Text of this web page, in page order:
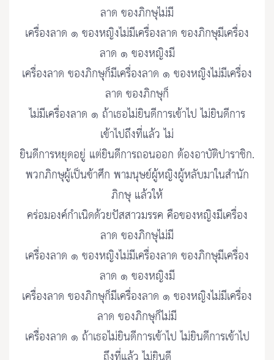
ลาด ของภิกษุไม่มี
เครื่องลาด ๑ ของหญิงไม่มีเครื่องลาด ของภิกษุมีเครื่อง
ลาด ๑ ของหญิงมี
เครื่องลาด ของภิกษุก็มีเครื่องลาด ๑ ของหญิงไม่มีเครื่อง
ลาด ของภิกษุก็
ไม่มีเครื่องลาด ๑ ถ้าเธอไม่ยินดีการเข้าไป ไม่ยินดีการ
เข้าไปถึงที่แล้ว ไม่
ยินดีการหยุดอยู่ แต่ยินดีการถอนออก ต้องอาบัติปาราชิก.
พวกภิกษุผู้เป็นข้าศึก พามนุษย์ผู้หญิงผู้หลับมาในสำนัก
ภิกษุ แล้วให้
คร่อมองค์กำเนิดด้วยปัสสาวมรรค คือของหญิงมีเครื่อง
ลาด ของภิกษุไม่มี
เครื่องลาด ๑ ของหญิงไม่มีเครื่องลาด ของภิกษุมีเครื่อง
ลาด ๑ ของหญิงมี
เครื่องลาด ของภิกษุก็มีเครื่องลาด ๑ ของหญิงไม่มีเครื่อง
ลาด ของภิกษุก็ไม่มี
เครื่องลาด ๑ ถ้าเธอไม่ยินดีการเข้าไป ไม่ยินดีการเข้าไป